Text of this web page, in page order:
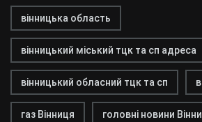
вінницька область
вінницький міський тцк та сп адреса
вінницький обласний тцк та сп
газ Вінниця головні новини